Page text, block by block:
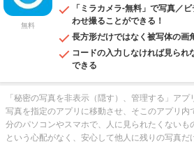
無料
「ミラカメラ-無料」で写真／
わせ撮ることができる！
長方形だけではなく被写体の画
コードの入力しなければ見られ
できる
「秘密の写真を非表示（隠す）、管理する」ア
写真を指定のアプリに移動させ、そこのアプリ内
分のパソコンやスマホで、人に見られたくない
という心配がなく、安心して他人に残りの写真だ